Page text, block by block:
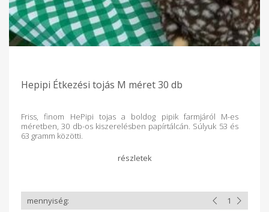
Hepipi Étkezési tojás M méret 30 db
Friss, finom HePipi tojas a boldog pipik farmjáról M-es
méretben, 30 db-os kiszerelésben papírtálcán. Súlyuk 53 és
63 gramm közötti.